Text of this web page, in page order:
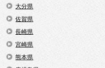
大分県
佐賀県
長崎県
宮崎県
熊本県